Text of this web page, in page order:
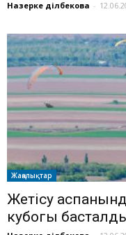
Назерке Әділбекова -
Жаңалықтар
Жетісу
кубогы